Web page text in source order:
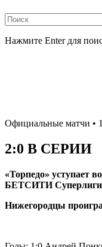
Нажмите Enter для
Официальные матчи •
2:0 В СЕРИИ
«Торпедо» уступает
БЕТСИТИ Суперлиги
Нижегородцы